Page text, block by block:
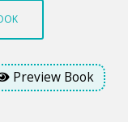
Preview Book